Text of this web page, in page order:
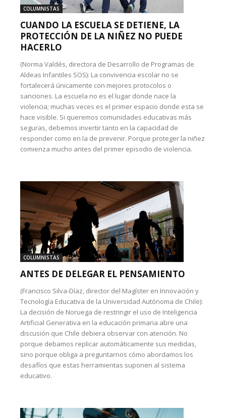
COLUMNISTAS
CUANDO LA ESCUELA SE DETIENE, LA
PROTECCIÓN DE LA NIÑEZ NO PUEDE
HACERLO
(Norma Valdés, directora de Desarrollo de Programas de
Aldeas Infantiles SOS): La convivencia escolar no se
fortalecerá únicamente con mejores protocolos o
sanciones. La escuela no es el lugar donde nace la
violencia; muchas veces es el primer espacio donde esta se
hace visible. Si queremos comunidades educativas más
seguras, debemos invertir tanto en la capacidad de
responder como en la de prevenir. Porque proteger la niñez
comienza mucho antes del primer episodio de violencia.
COLUMNISTAS
ANTES DE DELEGAR EL PENSAMIENTO
(Francisco Silva-Díaz, director del Magíster en Innovación y
Tecnología Educativa de la Universidad Autónoma de Chile):
La decisión de Noruega de restringir el uso de Inteligencia
Artificial Generativa en la educación primaria abre una
discusión que Chile debiera observar con atención. No
porque debamos replicar automáticamente sus medidas,
sino porque obliga a preguntarnos cómo abordamos los
desafíos que estas herramientas suponen al sistema
educativo.